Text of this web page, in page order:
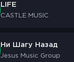
LIFE
CASTLE MUSIC
Ни Шагу Назад
Jesus Music Group